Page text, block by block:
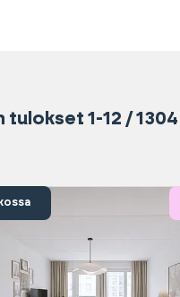
1-12 / 1304